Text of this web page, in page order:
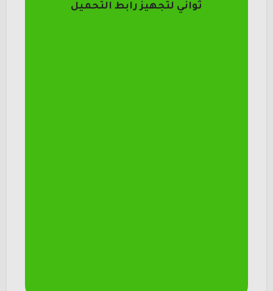
ثواني لتجهيز رابط التحميل